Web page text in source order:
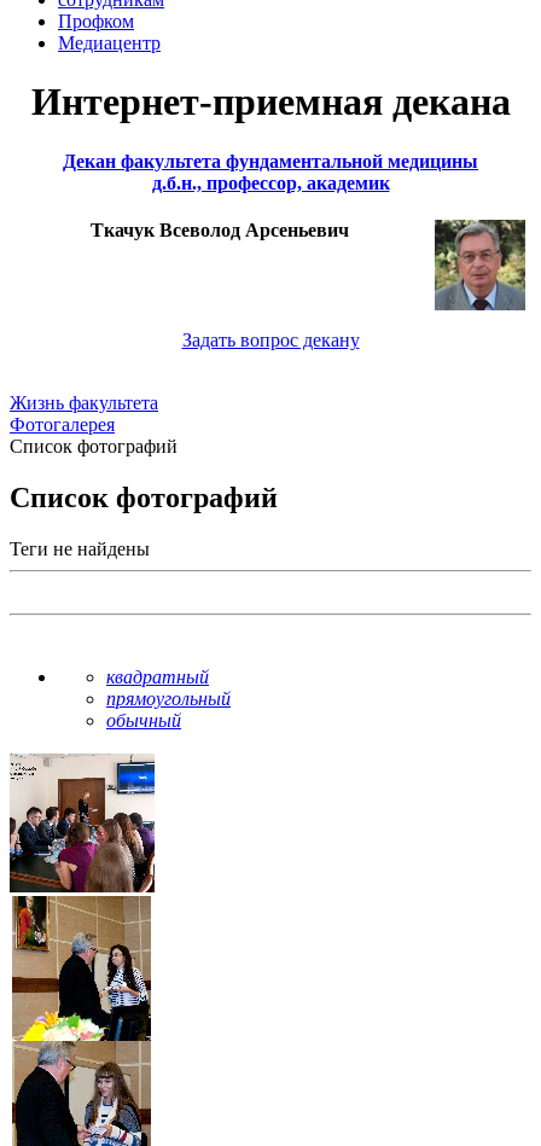
Профком
Медиацентр
Интернет-приемная декана
Декан факультета фундаментальной медицины
д.б.н., профессор, академик
Ткачук Всеволод Арсеньевич
Задать вопрос декану
Жизнь факультета
Фотогалерея
Список фотографий
Список фотографий
Теги не найдены
квадратный
прямоугольный
обычный